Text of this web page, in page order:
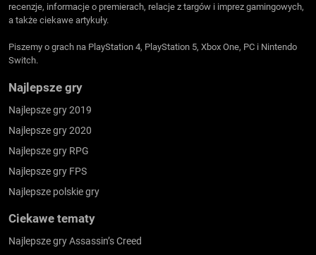
recenzje, informacje o premierach, relacje z targów i imprez gamingowych,
a także ciekawe artykuły.
Piszemy o grach na PlayStation 4, PlayStation 5, Xbox One, PC i Nintendo
Switch.
Najlepsze gry
Najlepsze gry 2019
Najlepsze gry 2020
Najlepsze gry RPG
Najlepsze gry FPS
Najlepsze polskie gry
Ciekawe tematy
Najlepsze gry Assassin’s Creed